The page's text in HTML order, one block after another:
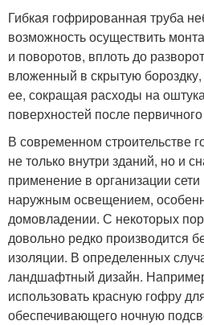
Гибкая гофрированная труба
возможность осуществить
и поворотов, вплоть до
вложенный в скрытую
ее, сокращая расходы на
поверхностей после
В современном строительстве
не только внутри зданий, но и
применение в организации
наружным освещением,
домовладении. С некоторых
довольно редко производится
изоляции. В определенных
ландшафтный дизайн.
использовать красную гофру
обеспечивающего ночную